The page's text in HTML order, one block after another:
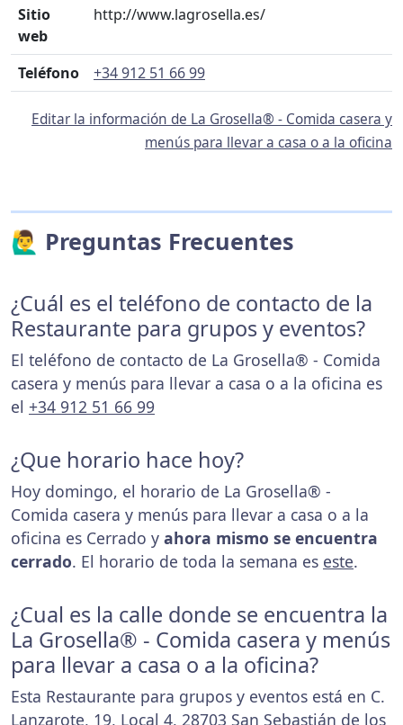
Sitio
web
http://www.lagrosella.es/
Teléfono +34 912 51 66 99
Editar la información de La Grosella® - Comida casera y
menús para llevar a casa o a la oficina
🙋‍♂️ Preguntas Frecuentes
¿Cuál es el teléfono de contacto de la
Restaurante para grupos y eventos?
El teléfono de contacto de La Grosella® - Comida
casera y menús para llevar a casa o a la oficina es
el +34 912 51 66 99
¿Que horario hace hoy?
Hoy domingo, el horario de La Grosella® -
Comida casera y menús para llevar a casa o a la
oficina es Cerrado y ahora mismo se encuentra
cerrado. El horario de toda la semana es este.
¿Cual es la calle donde se encuentra la
La Grosella® - Comida casera y menús
para llevar a casa o a la oficina?
Esta Restaurante para grupos y eventos está en C.
Lanzarote, 19, Local 4, 28703 San Sebastián de los